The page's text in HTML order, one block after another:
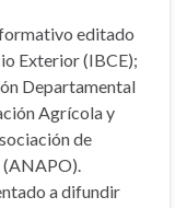
editado
Exterior (IBCE);
Departamental
Agrícola y
de
(ANAPO).
a difundir